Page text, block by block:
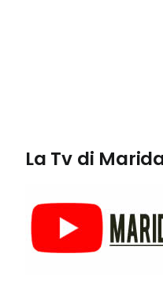
La Tv di